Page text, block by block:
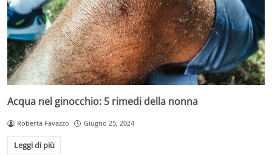
Acqua nel ginocchio: 5 rimedi della nonna
Roberta Favazzo Giugno 25, 2024
Leggi di più